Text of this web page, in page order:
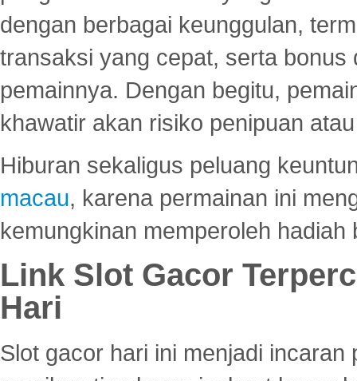
dengan berbagai keunggulan,
transaksi yang cepat, serta
pemainnya. Dengan begitu,
khawatir akan risiko penipuan
Hiburan sekaligus peluang
macau, karena permainan ini
kemungkinan memperoleh hadiah
Link Slot Gacor
Hari
Slot gacor hari ini menjadi